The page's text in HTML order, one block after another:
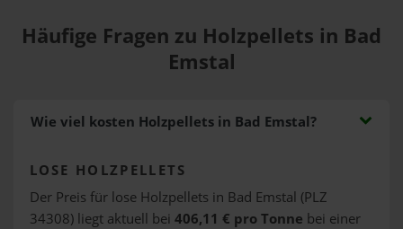
Häufige Fragen zu Holzpellets in Bad
Emstal
Wie viel kosten Holzpellets in Bad Emstal?
LOSE HOLZPELLETS
Der Preis für lose Holzpellets in Bad Emstal (PLZ
34308) liegt aktuell bei 406,11 € pro Tonne bei einer